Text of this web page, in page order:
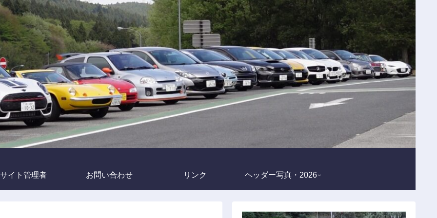
サイト管理者 お問い合わせ リンク ヘッダー写真・2026